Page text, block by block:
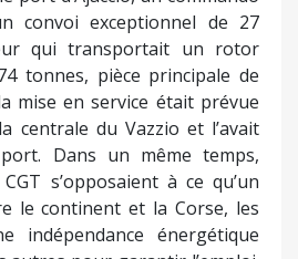
convoi exceptionnel de 27
qui transportait un rotor
tonnes, pièce principale de
mise en service était prévue
centrale du Vazzio et l’avait
Dans un même temps,
s’opposaient à ce qu’un
le continent et la Corse, les
indépendance énergétique